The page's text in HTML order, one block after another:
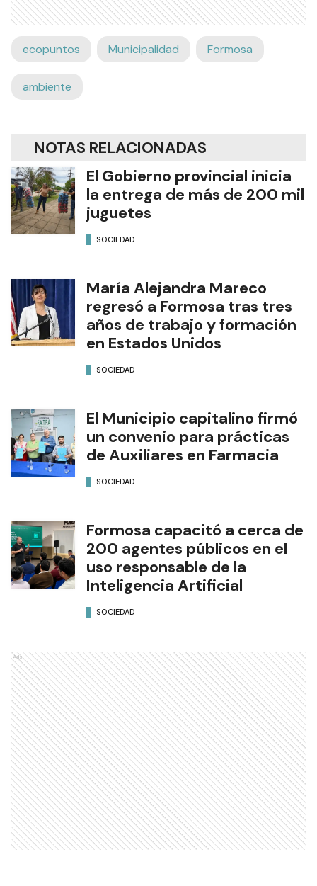
ecopuntos Municipalidad Formosa
ambiente
NOTAS RELACIONADAS
El Gobierno provincial inicia
la entrega de más de 200 mil
juguetes
SOCIEDAD
María Alejandra Mareco
regresó a Formosa tras tres
años de trabajo y formación
en Estados Unidos
SOCIEDAD
El Municipio capitalino firmó
un convenio para prácticas
de Auxiliares en Farmacia
SOCIEDAD
Formosa capacitó a cerca de
200 agentes públicos en el
uso responsable de la
Inteligencia Artificial
SOCIEDAD
Ads